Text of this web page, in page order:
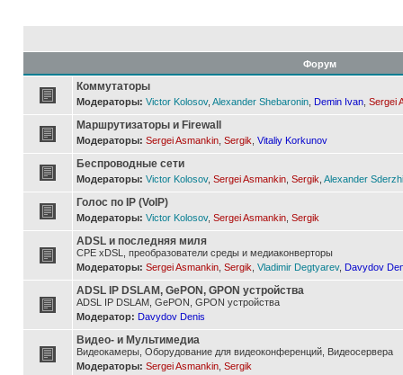
Форум
Коммутаторы
Модераторы: Victor Kolosov, Alexander Shebaronin Demin Ivan Sergei
Маршрутизаторы и Firewall
Модераторы: Sergei Asmankin Sergik Vitaliy Korkunov
Беспроводные сети
Модераторы: Victor Kolosov, Sergei Asmankin Sergik Alexander
Голос по IP (VoIP)
Модераторы: Victor Kolosov, Sergei Asmankin Sergik
ADSL и последняя миля
CPE xDSL, преобразователи среды и медиаконверторы
Модераторы: Sergei Asmankin Sergik Vladimir Degtyarev, Davydov
ADSL IP DSLAM, GePON, GPON устройства
ADSL IP DSLAM, GePON, GPON устройства
Модератор: Davydov Denis
Видео- и Мультимедиа
Видеокамеры, Оборудование для видеоконференций, Видеосервера
Модераторы: Sergei Asmankin Sergik